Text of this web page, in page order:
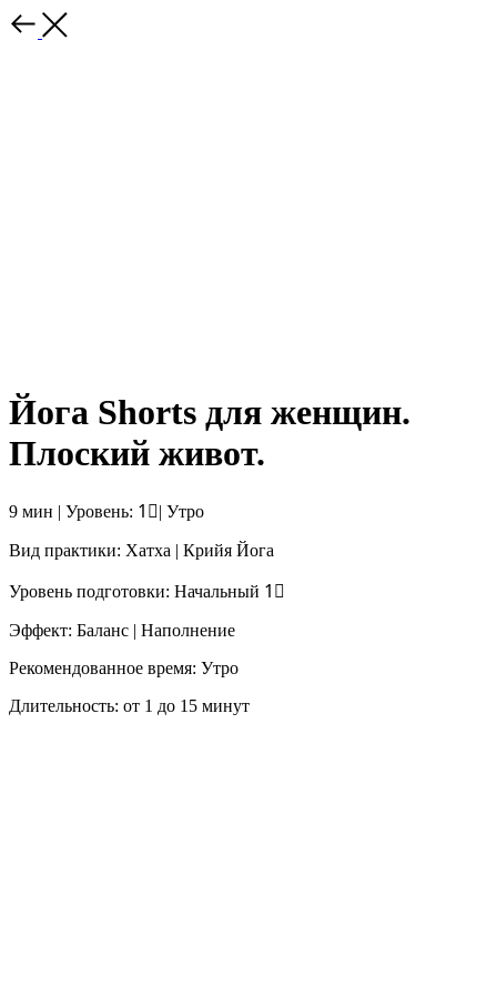
Йога Shorts для женщин.
Плоский живот.
9 мин | Уровень: 1⃣| Утро
Вид практики: Хатха | Крийя Йога
Уровень подготовки: Начальный 1⃣
Эффект: Баланс | Наполнение
Рекомендованное время: Утро
Длительность: от 1 до 15 минут